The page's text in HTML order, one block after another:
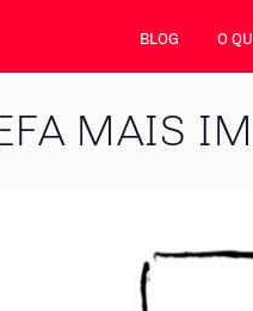
BLOG O
MAIS